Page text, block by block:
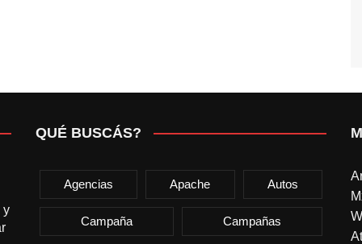
y
QUÉ BUSCÁS?
Agencias Apache Autos
Campaña Campañas